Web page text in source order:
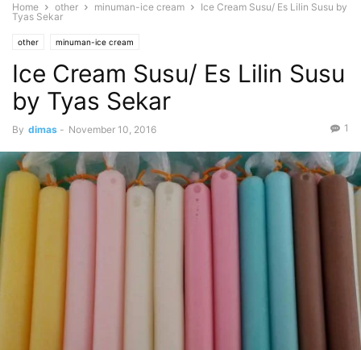
Home other minuman-ice cream
Ice Cream Susu/ Es Lilin Susu by
Tyas Sekar
other minuman-ice cream
Ice Cream Susu/ Es Lilin Susu
by Tyas Sekar
By dimas - November 10, 2016 1